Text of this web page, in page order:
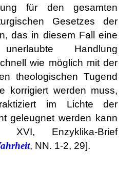
für den gesamten
Gesetzes der
das in diesem Fall eine
Handlung
wie möglich mit der
theologischen Tugend
korrigiert werden muss,
im Lichte der
geleugnet werden kann
XVI, Enzyklika-Brief
, NN. 1-2, 29].